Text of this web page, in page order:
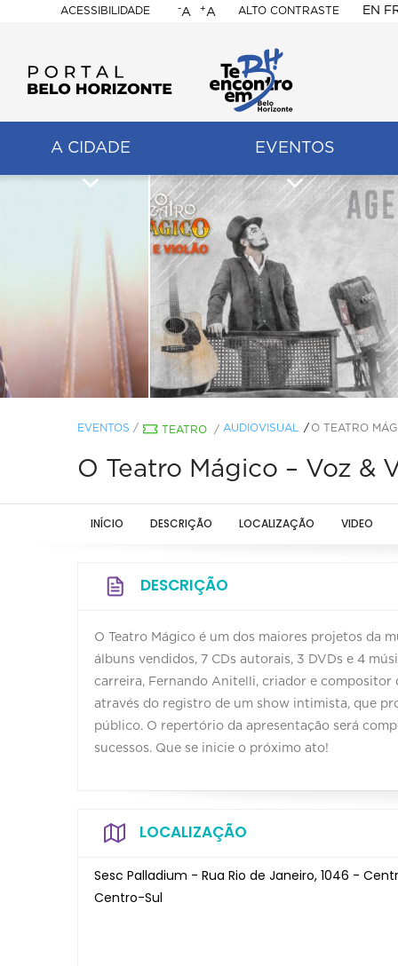
ACESSIBILIDADE
BELO
HORIZONTE
-A +A ALTO CONTRASTE EN
A CIDADE EVENTOS
EVENTOS / TEATRO / AUDIOVISUAL O TEATRO
O Teatro Mágico – Voz &
INÍCIO DESCRIÇÃO LOCALIZAÇÃO VIDEO
DESCRIÇÃO
O Teatro Mágico é um dos maiores projetos da
álbuns vendidos, 7 CDs autorais, 3 DVDs e 4
carreira, Fernando Anitelli, criador e
através do registro de um show intimista, que
público. O repertório da apresentação será
sucessos. Que se inicie o próximo ato!
LOCALIZAÇÃO
Sesc Palladium - Rua Rio de Janeiro, 1046 -
Centro-Sul